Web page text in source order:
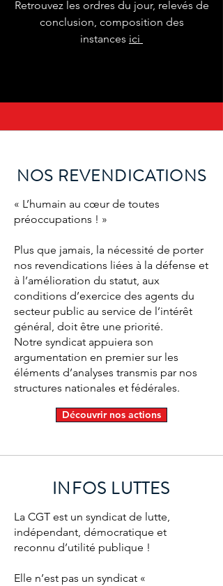
Retrouvez les ordres du jour, relevés de
conclusion, composition des
instances ici
NOS REVENDICATIONS
« L’humain au cœur de toutes
préoccupations ! »
Plus que jamais, la nécessité de porter
nos revendications liées à la défense et
à l’amélioration du statut, aux
conditions d’exercice des agents du
secteur public au service de l’intérêt
général, doit être une priorité.
Notre syndicat appuiera son
argumentation en premier sur les
éléments d’analyses transmis par nos
structures nationales et fédérales.
Découvrir nos actions
INFOS LUTTES
La CGT est un syndicat de lutte,
indépendant, démocratique et
reconnu d’utilité publique !
Elle n’est pas un syndicat «